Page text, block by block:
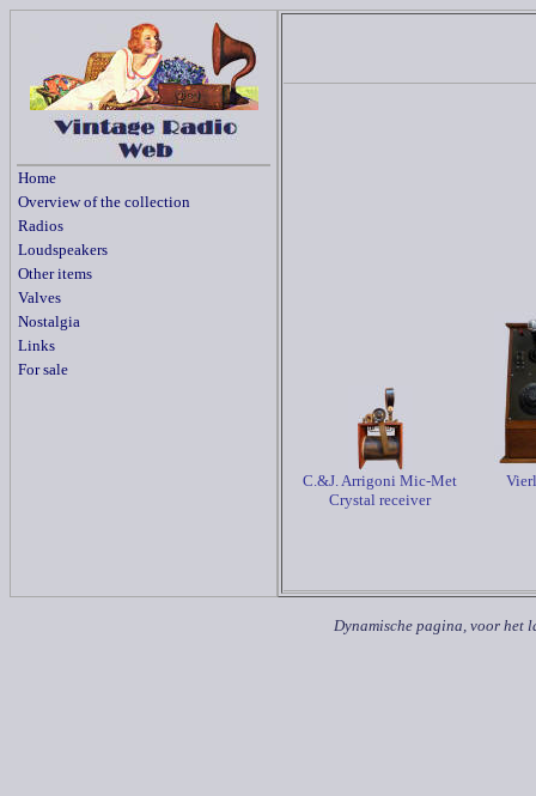
Home
Overview of the collection
Radios
Loudspeakers
Other items
Valves
Nostalgia
Links
For sale
C.&J. Arrigoni Mic-Met
Crystal receiver
Dynamische pagina, voor het